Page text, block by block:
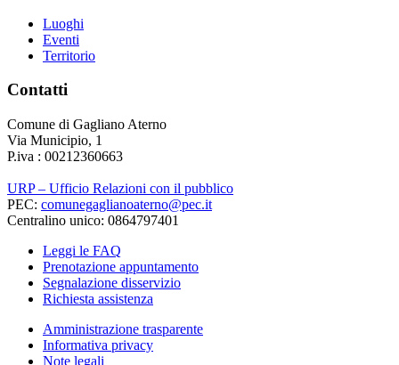
Luoghi
Eventi
Territorio
Contatti
Comune di Gagliano Aterno
Via Municipio, 1
P.iva : 00212360663
URP – Ufficio Relazioni con il pubblico
PEC: comunegaglianoaterno@pec.it
Centralino unico: 0864797401
Leggi le FAQ
Prenotazione appuntamento
Segnalazione disservizio
Richiesta assistenza
Amministrazione trasparente
Informativa privacy
Note legali